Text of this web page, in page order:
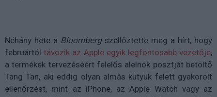
Néhány hete a Bloombergszellőztette meg a hírt, hogy
februártóltávozik az Apple egyik legfontosabb vezetője,
a termékek tervezéséért felelős alelnök posztját betöltő
Tang Tan, aki eddig olyan almás kütyük felett gyakorolt
ellenőrzést, mint az iPhone, az Apple Watch vagy az